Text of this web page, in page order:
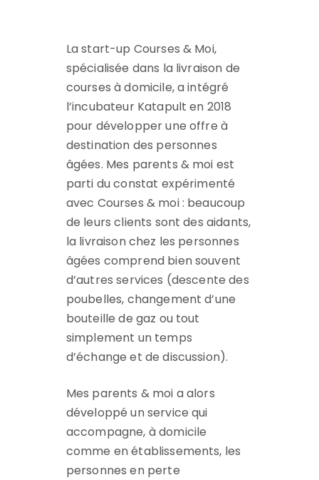
La start-up Courses & Moi,
spécialisée dans la livraison de
courses à domicile, a intégré
l’incubateur Katapult en 2018
pour développer une offre à
destination des personnes
âgées. Mes parents & moi est
parti du constat expérimenté
avec Courses & moi : beaucoup
de leurs clients sont des aidants,
la livraison chez les personnes
âgées comprend bien souvent
d’autres services (descente des
poubelles, changement d’une
bouteille de gaz ou tout
simplement un temps
d’échange et de discussion).
Mes parents & moi a alors
développé un service qui
accompagne, à domicile
comme en établissements, les
personnes en perte